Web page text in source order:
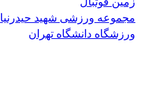
مجموعه ورزشی شهید حیدرنیا
ورزشگاه دانشگاه تهران